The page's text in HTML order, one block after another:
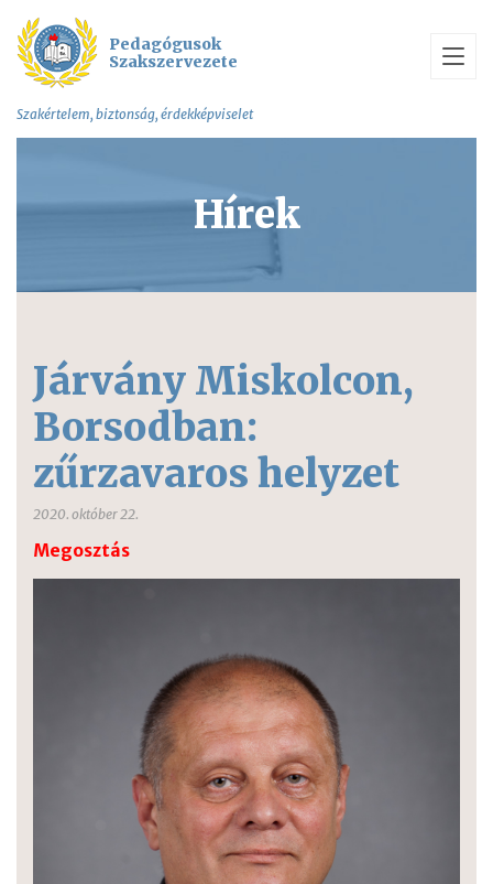
Pedagógusok
Szakszervezete
Szakértelem, biztonság, érdekképviselet
Hírek
Járvány Miskolcon,
Borsodban:
zűrzavaros helyzet
2020. október 22.
Megosztás